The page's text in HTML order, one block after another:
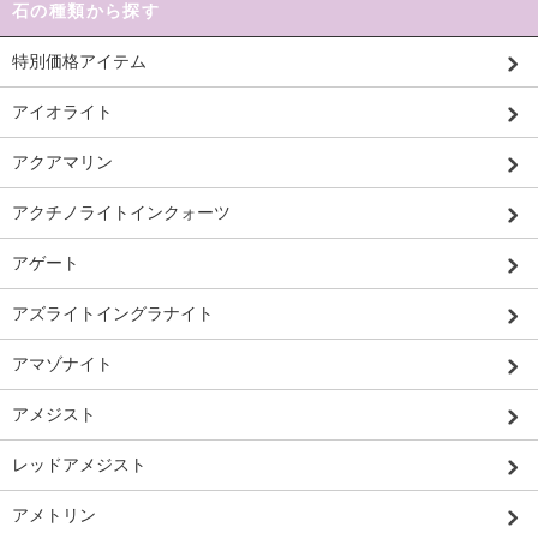
石の種類から探す
特別価格アイテム
アイオライト
アクアマリン
アクチノライトインクォーツ
アゲート
アズライトイングラナイト
アマゾナイト
アメジスト
レッドアメジスト
アメトリン